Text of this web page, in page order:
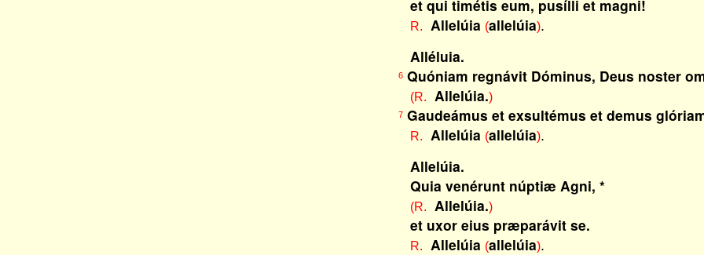
et qui timétis eum, pusílli et magni!
R. Allelúia (allelúia).
Alléluia.
6 Quóniam regnávit Dóminus, Deus noster
(R. Allelúia.)
7 Gaudeámus et exsultémus et demus
R. Allelúia (allelúia).
Allelúia.
Quia venérunt núptiæ Agni, *
(R. Allelúia.)
et uxor eius præparávit se.
R. Allelúia (allelúia).